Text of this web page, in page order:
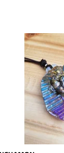
Skladem
2183